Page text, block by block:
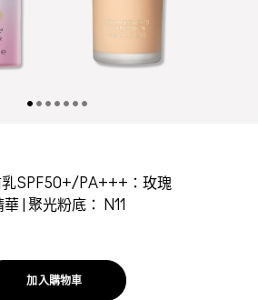
乳SPF50+/PA+++：玫瑰
| 聚光粉底： N11
加入購物車